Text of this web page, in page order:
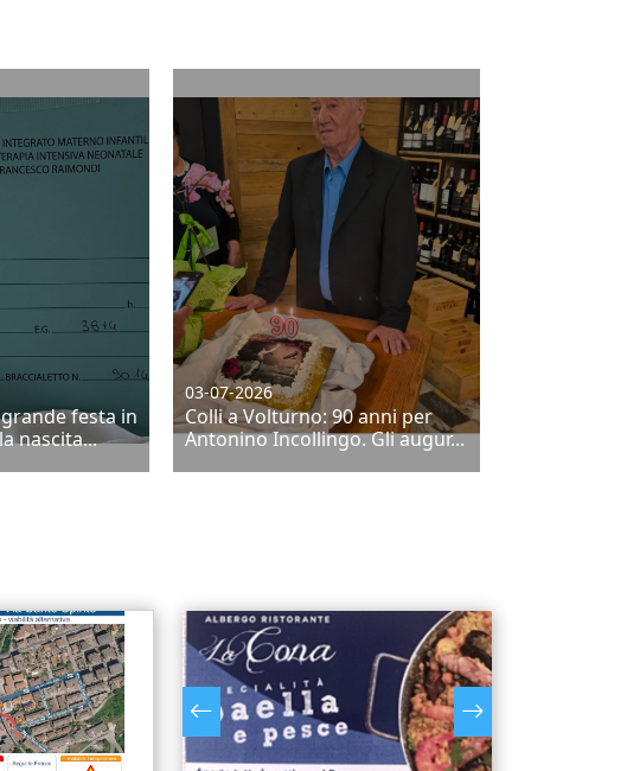
festa in
nascita...
03-07-2026
Colli a Volturno: 90 anni per
Antonino Incollingo. Gli augur...